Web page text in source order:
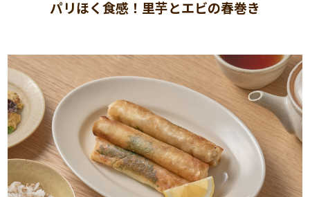
パリほく食感！里芋とエビの春巻き